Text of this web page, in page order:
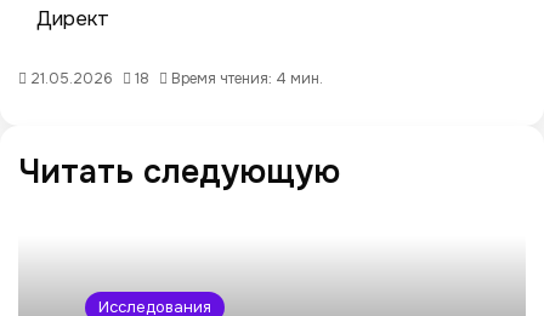
Директ
21.05.2026 18 Время чтения: 4 мин.
Читать следующую
Исследования